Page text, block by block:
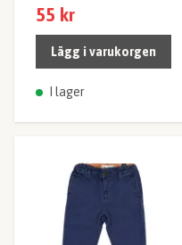
55 kr
Lägg i varukorgen
I lager